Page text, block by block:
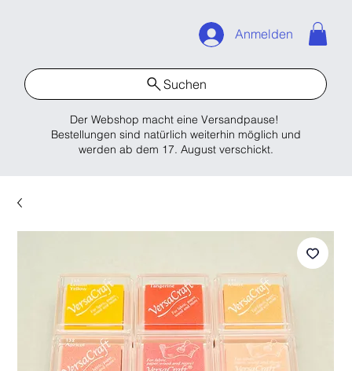
Der Webshop macht eine Versandpause!
Bestellungen sind natürlich weiterhin möglich und
werden ab dem 17. August verschickt.
Suchen
Anmelden